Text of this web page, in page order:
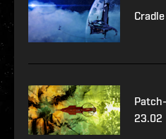
23.02